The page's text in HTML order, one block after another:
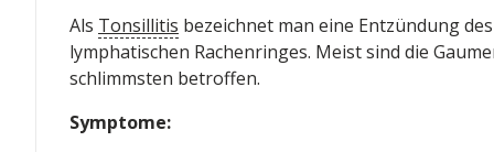
Als Tonsillitis bezeichnet man eine Entzündung des
lymphatischen Rachenringes. Meist sind die
schlimmsten betroffen.
Symptome: